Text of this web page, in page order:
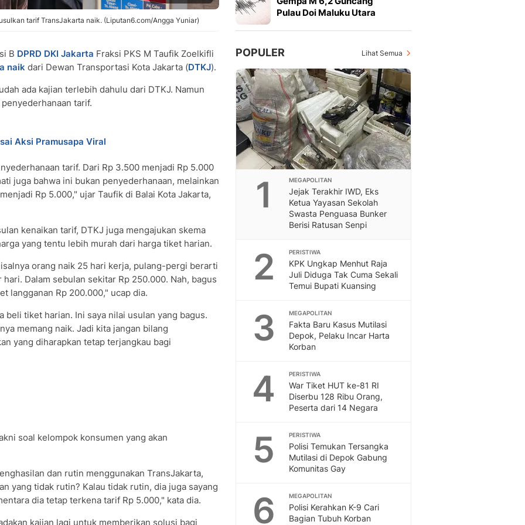
tarif TransJakarta naik. (Liputan6.com/Angga Yuniar)
B DPRD DKI Jakarta Fraksi PKS M Taufik Zoelkifli
naik dari Dewan Transportasi Kota Jakarta (DTKJ).
ada kajian terlebih dahulu dari DTKJ. Namun
tarif.
Aksi Pramusapa Viral
tarif. Dari Rp 3.500 menjadi Rp 5.000
juga bahwa ini bukan penyederhanaan, melainkan
Rp 5.000," ujar Taufik di Balai Kota Jakarta,
kenaikan tarif, DTKJ juga mengajukan skema
yang tentu lebih murah dari harga tiket harian.
orang naik 25 hari kerja, pulang-pergi berarti
Dalam sebulan sekitar Rp 250.000. Nah, bagus
langganan Rp 200.000," ucap dia.
tiket harian. Ini saya nilai usulan yang bagus.
memang naik. Jadi kita jangan bilang
yang diharapkan tetap terjangkau bagi
soal kelompok konsumen yang akan
dan rutin menggunakan TransJakarta,
yang tidak rutin? Kalau tidak rutin, dia juga sayang
dia tetap terkena tarif Rp 5.000," kata dia.
kajian lagi untuk memberikan solusi bagi
Pulau Doi Maluku Utara
POPULER Lihat Semua
1 MEGAPOLITAN
Jejak Terakhir IWD, Eks
Ketua Yayasan Sekolah
Swasta Penguasa Bunker
Berisi Ratusan Senpi
2 PERISTIWA
KPK Ungkap Menhut Raja
Juli Diduga Tak Cuma Sekali
Temui Bupati Kuansing
3 MEGAPOLITAN
Fakta Baru Kasus Mutilasi
Depok, Pelaku Incar Harta
Korban
4 PERISTIWA
War Tiket HUT ke-81 RI
Diserbu 128 Ribu Orang,
Peserta dari 14 Negara
5 PERISTIWA
Polisi Temukan Tersangka
Mutilasi di Depok Gabung
Komunitas Gay
6 MEGAPOLITAN
Polisi Kerahkan K-9 Cari
Bagian Tubuh Korban